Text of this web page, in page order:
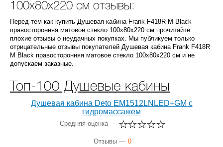
100х80х220 см отзывы:
Перед тем как купить Душевая кабина Frank F418R М Black
правосторонняя матовое стекло 100х80х220 см прочитайте
плохие отзывы о неудачных покупках. Мы публикуем только
отрицательные отзывы покупателей Душевая кабина Frank F418R
М Black правосторонняя матовое стекло 100х80х220 см и не
допускаем заказные.
Топ-100 Душевые кабины
Душевая кабина Deto EM1512LNLED+GM с
гидромассажем
Средняя оценка —
Отзывы — 0